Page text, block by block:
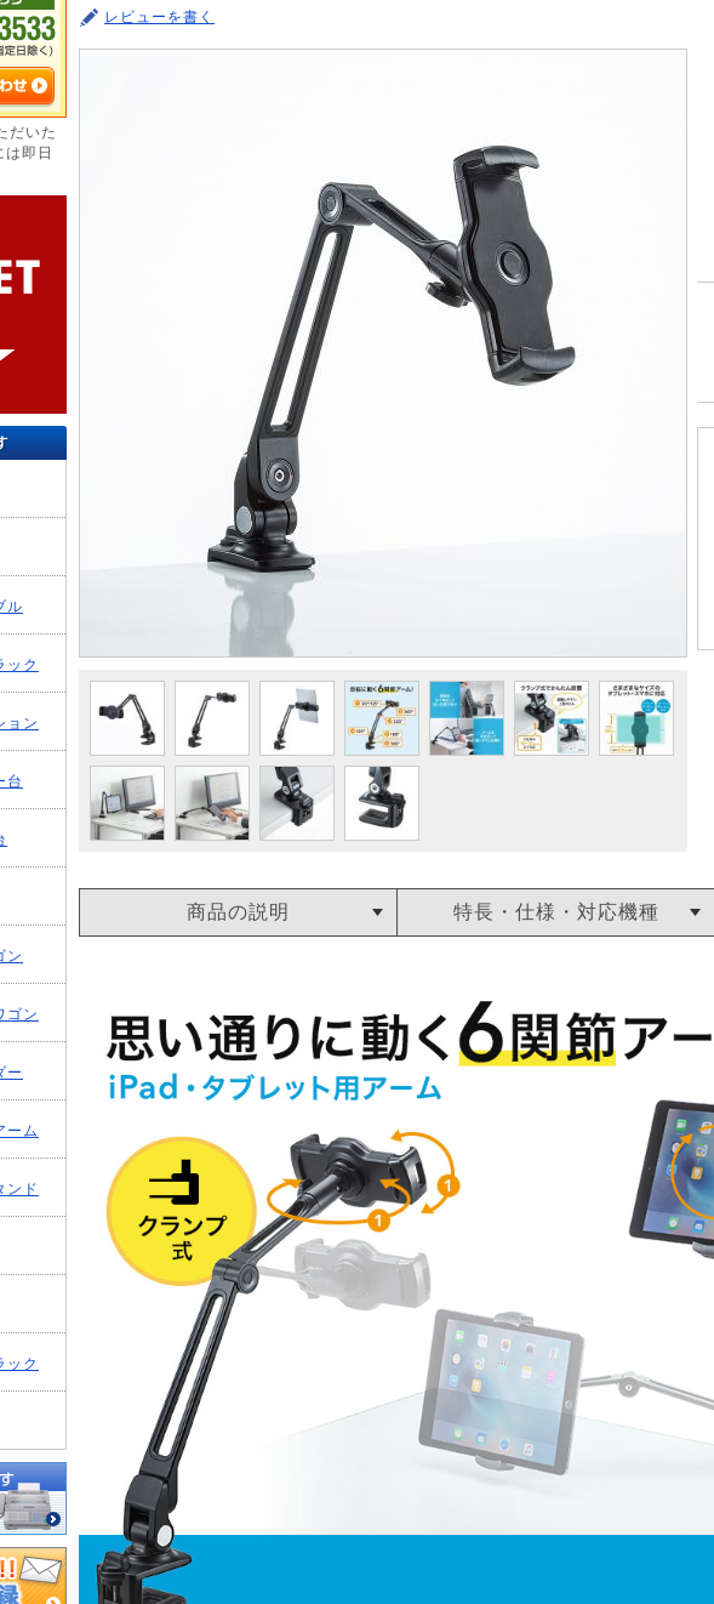
だいた
は即日
ル
ック
ョン
台
ン
ゴン
ー
ーム
ンド
ック
レビューを書く
商品の説明 特長・仕様・対応機種